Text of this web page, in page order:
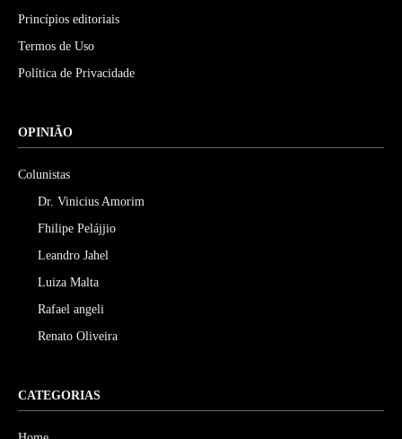
Princípios editoriais
Termos de Uso
Política de Privacidade
OPINIÃO
Colunistas
Dr. Vinicius Amorim
Fhilipe Pelájjio
Leandro Jahel
Luiza Malta
Rafael angeli
Renato Oliveira
CATEGORIAS